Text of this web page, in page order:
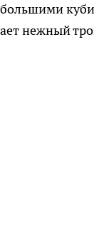
нежный